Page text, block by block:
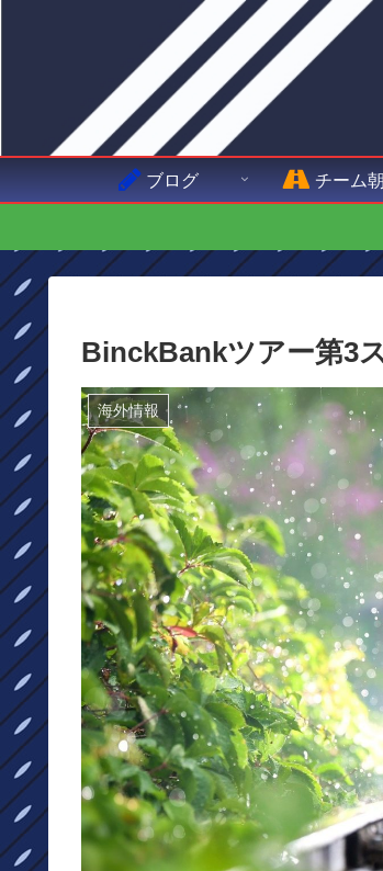
ブログ チーム
BinckBankツアー第3
海外情報